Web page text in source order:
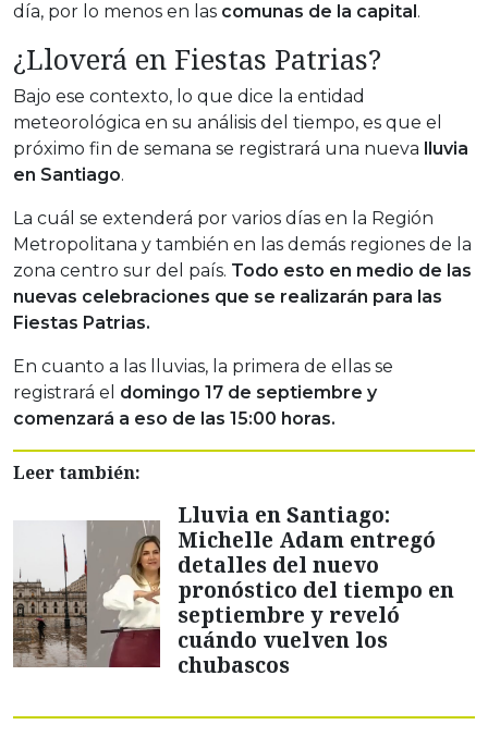
día, por lo menos en las comunas de la capital .
¿Lloverá en Fiestas Patrias?
Bajo ese contexto, lo que dice la entidad
meteorológica en su análisis del tiempo, es que el
próximo fin de semana se registrará una nueva
lluvia
en Santiago.
La cuál se extenderá por varios días en la Región
Metropolitana y también en las demás regiones de la
zona centro sur del país. Todo esto en medio de las
nuevas celebraciones que se realizarán para las
Fiestas Patrias.
En cuanto a las lluvias, la primera de ellas se
registrará el domingo 17 de septiembre y
comenzará a eso de las 15:00 horas.
Leer también:
Lluvia en Santiago:
Michelle Adam entregó
detalles del nuevo
pronóstico del tiempo en
septiembre y reveló
cuándo vuelven los
chubascos